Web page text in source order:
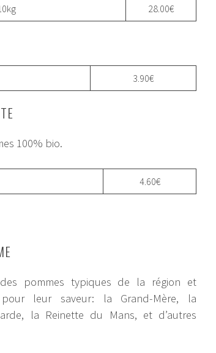
28.00€
3.90€
100% bio.
4.60€
pommes typiques de la région et
pour leur saveur: la Grand-Mère, la
la Reinette du Mans, et d’autres